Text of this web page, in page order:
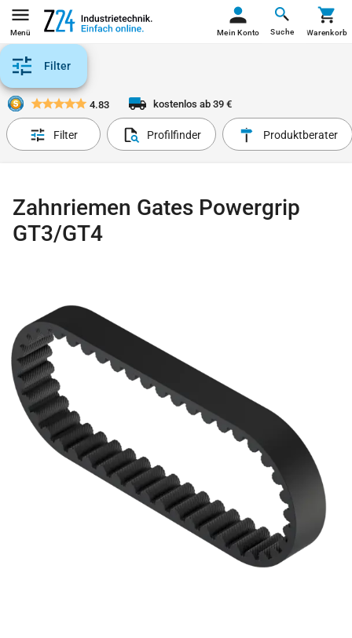
Menü Suche
Mein Konto Warenkorb
Filter
4.83 kostenlos ab 39 €
Filter Profilfinder Produktberater
Zahnriemen Gates Powergrip
GT3/GT4